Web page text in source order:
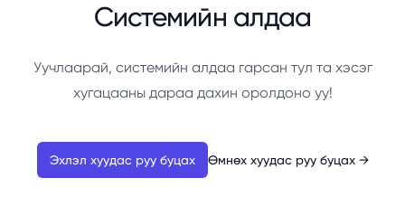
Системийн алдаа
Уучлаарай, системийн алдаа гарсан тул та хэсэг
хугацааны дараа дахин оролдоно уу!
Эхлэл хуудас руу буцах Өмнөх хуудас руу буцах →